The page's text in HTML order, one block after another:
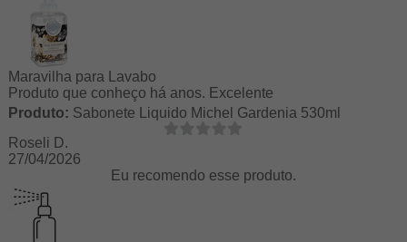
Maravilha para Lavabo
Produto que conheço há anos. Excelente
Produto: Sabonete Liquido Michel Gardenia 530ml
Roseli D.
27/04/2026
Eu recomendo esse produto.